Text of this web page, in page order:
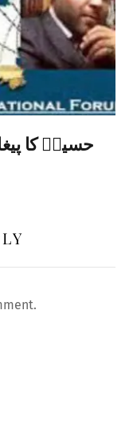
حسینؐ کا